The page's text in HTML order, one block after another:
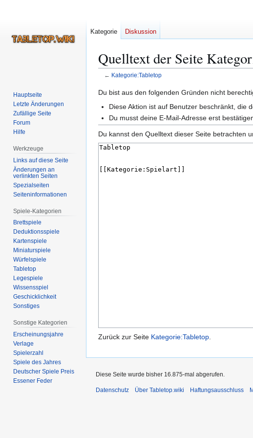
Quelltext der Seite
← Kategorie:Tabletop
Zur
Navigation
Zur
Suche
Du bist aus den folgenden Gründen nicht
Diese Aktion ist auf Benutzer beschränkt, die
Du musst deine E-Mail-Adresse erst
Du kannst den Quelltext dieser Seite betrachten
Zurück zur Seite Kategorie:Tabletop.
Kategorie Diskussion
Hauptseite
Letzte Änderungen
Zufällige Seite
Forum
Hilfe
Werkzeuge
Links auf diese Seite
Änderungen an
verlinkten Seiten
Spezialseiten
Seiten­­informationen
Spiele-Kategorien
Brettspiele
Deduktionsspiele
Kartenspiele
Miniaturspiele
Würfelspiele
Tabletop
Legespiele
Wissensspiel
Geschicklichkeit
Sonstiges
Sonstige Kategorien
Erscheinungsjahre
Verlage
Spielerzahl
Spiele des Jahres
Deutscher Spiele Preis
Essener Feder
Diese Seite wurde bisher 16.875-mal abgerufen.
Datenschutz Über Tabletop.wiki Haftungsausschluss